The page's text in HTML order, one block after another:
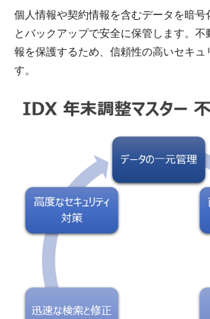
個人情報や契約情報を含むデータを暗号
とバックアップで安全に保管します。
報を保護するため、信頼性の高いセキュ
す。